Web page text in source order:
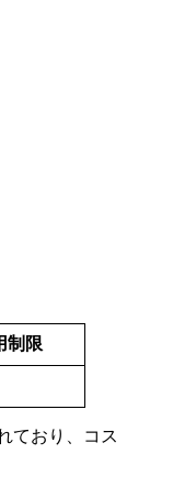
制限
ており、コス